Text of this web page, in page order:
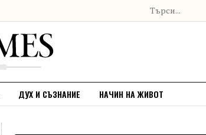
ДУХ И СЪЗНАНИЕ НАЧИН НА ЖИВОТ